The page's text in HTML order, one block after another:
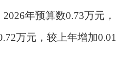
2026年预算数0.73万元，
万元， 较上年增加0.01